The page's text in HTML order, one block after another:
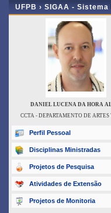
UFPB › SIGAA -
DANIEL LUCENA DA HORA
CCTA - DEPARTAMENTO DE ARTES
Perfil Pessoal
Disciplinas Ministradas
Projetos de Pesquisa
Atividades de Extensão
Projetos de Monitoria